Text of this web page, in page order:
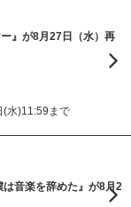
』が8月27日（水）再
(水)11:59まで
音楽を辞めた』が8月2